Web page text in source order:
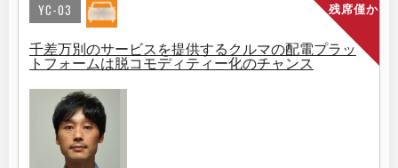
残席僅か
YC-03
千差万別のサービスを提供するクルマの配電プラッ
トフォームは脱コモディティー化のチャンス